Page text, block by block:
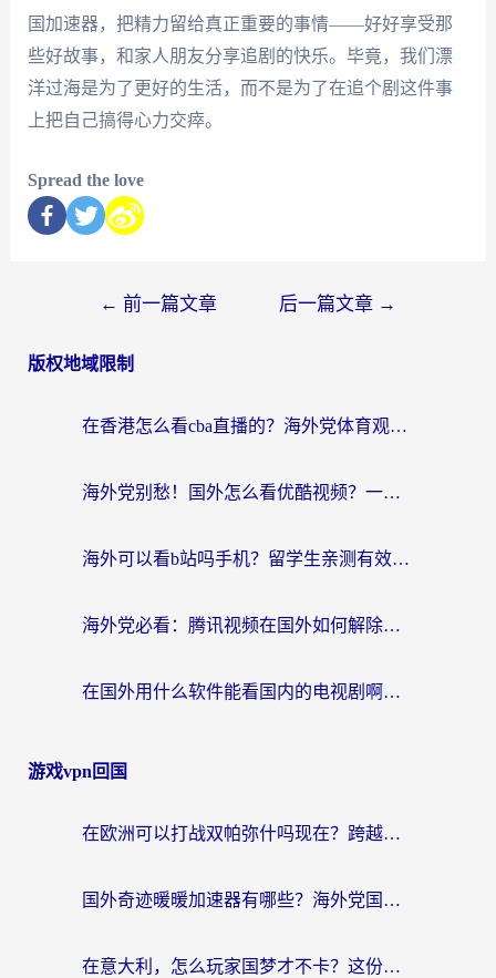
国加速器，把精力留给真正重要的事情——好好享受那
些好故事，和家人朋友分享追剧的快乐。毕竟，我们漂
洋过海是为了更好的生活，而不是为了在追个剧这件事
上把自己搞得心力交瘁。
Spread the love
← 前一篇文章 后一篇文章 →
版权地域限制
在香港怎么看cba直播的？海外党体育观赛终极指南：告别版权限制，畅享中文解说
海外党别愁！国外怎么看优酷视频？一招解决追剧、看直播难题
海外可以看b站吗手机？留学生亲测有效的回国加速指南
海外党必看：腾讯视频在国外如何解除地域限制？附优酷咪咕使用指南
在国外用什么软件能看国内的电视剧啊？留学生亲测有效的回国加速方案
游戏vpn回国
在欧洲可以打战双帕弥什吗现在？跨越延迟墙的实战指南
国外奇迹暖暖加速器有哪些？海外党国服游戏畅玩终极指南（附亲测推荐）
在意大利，怎么玩家国梦才不卡？这份终极加速指南请收好